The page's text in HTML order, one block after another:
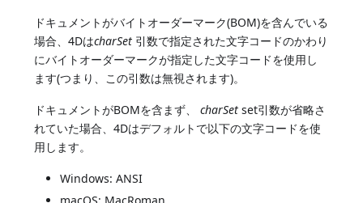
ドキュメントがバイトオーダーマーク(BOM)を含んでいる
場合、4DはcharSet 引数で指定された文字コードのかわり
にバイトオーダーマークが指定した文字コードを使用し
ます(つまり、この引数は無視されます)。
ドキュメントがBOMを含まず、charSet set引数が省略さ
れていた場合、4Dはデフォルトで以下の文字コードを使
用します。
Windows: ANSI